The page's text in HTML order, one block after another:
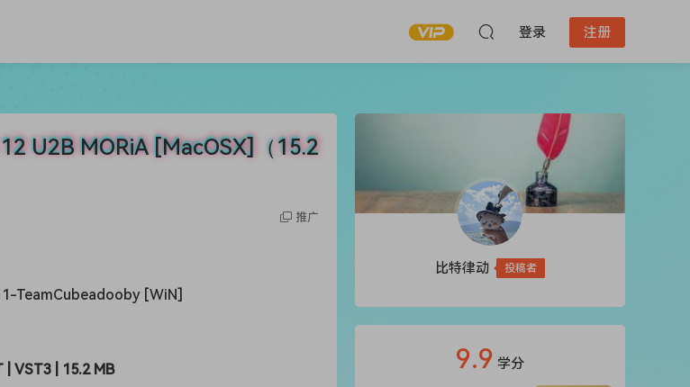
登录 注册
U2B MORiA [MacOSX]（15.2
推广
TeamCubeadooby [WiN]
VST3 | 15.2 MB
比特律动 投稿者
9.9 学分